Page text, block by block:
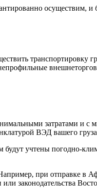
осуществим, и
транспортировку
затратами и
ВЭД вашего
учтены погодно-
при отправке в
законодательства